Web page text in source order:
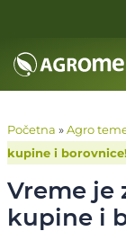
Početna »Agro
kupine i
Vreme je
kupine i